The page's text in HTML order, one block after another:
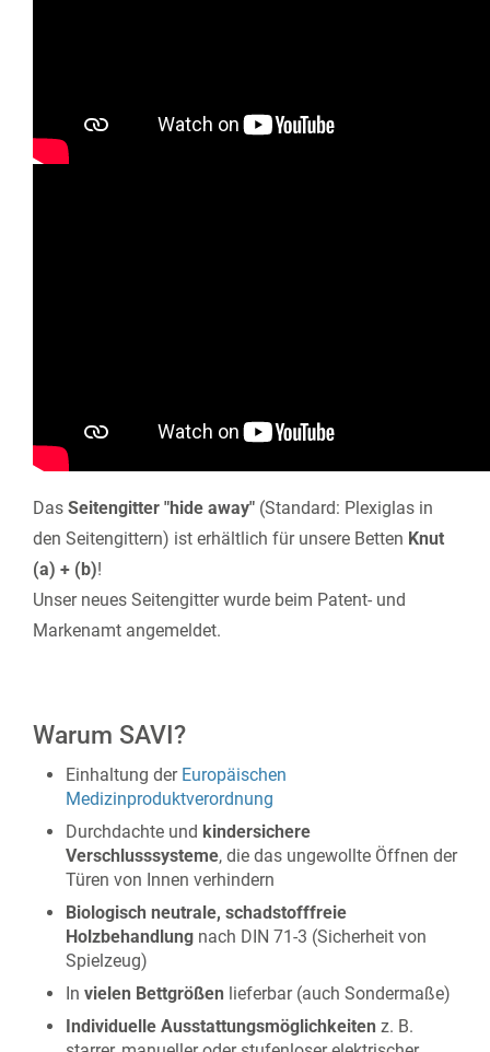
Das Seitengitter "hide away" (Standard: Plexiglas in
den Seitengittern) ist erhältlich für unsere Betten Knut
(a) + (b)!
Unser neues Seitengitter wurde beim Patent- und
Markenamt angemeldet.
Warum SAVI?
Einhaltung der Europäischen
Medizinproduktverordnung
Durchdachte und kindersichere
Verschlusssysteme, die das ungewollte Öffnen der
Türen von Innen verhindern
Biologisch neutrale, schadstofffreie
Holzbehandlung nach DIN 71-3 (Sicherheit von
Spielzeug)
In vielen Bettgrößen lieferbar (auch Sondermaße)
Individuelle Ausstattungsmöglichkeiten z. B.